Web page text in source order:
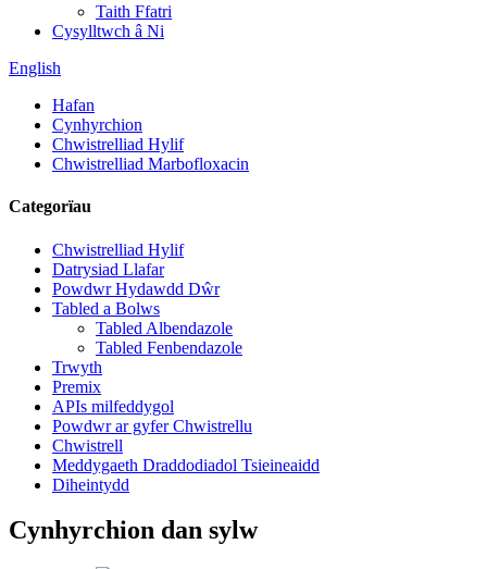
Taith Ffatri
Cysylltwch â Ni
English
Hafan
Cynhyrchion
Chwistrelliad Hylif
Chwistrelliad Marbofloxacin
Categorïau
Chwistrelliad Hylif
Datrysiad Llafar
Powdwr Hydawdd Dŵr
Tabled a Bolws
Tabled Albendazole
Tabled Fenbendazole
Trwyth
Premix
APIs milfeddygol
Powdwr ar gyfer Chwistrellu
Chwistrell
Meddygaeth Draddodiadol Tsieineaidd
Diheintydd
Cynhyrchion dan sylw